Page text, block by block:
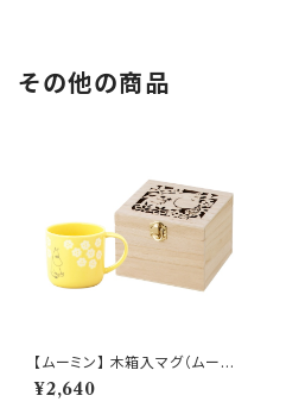
その他の商品
【ムーミン】 木箱入マグ（ムーミ
ン）【MM950】
¥2,640